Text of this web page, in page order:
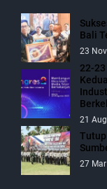
Bali
23
22-
21
Tutup
27